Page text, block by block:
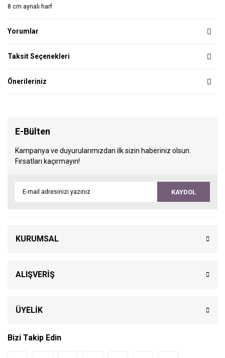
8 cm aynalı harf
Yorumlar
Taksit Seçenekleri
Önerileriniz
E-Bülten
Kampanya ve duyurularımızdan ilk sizin haberiniz olsun.
Fırsatları kaçırmayın!
KAYDOL
KURUMSAL
ALIŞVERİŞ
ÜYELİK
Bizi Takip Edin